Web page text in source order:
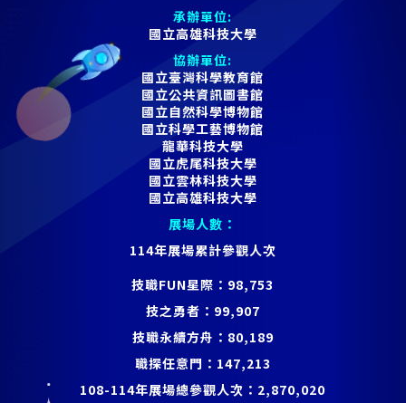
承辦單位:
國立高雄科技大學
協辦單位:
國立臺灣科學教育館
國立公共資訊圖書館
國立自然科學博物館
國立科學工藝博物館
龍華科技大學
國立虎尾科技大學
國立雲林科技大學
國立高雄科技大學
展場人數：
114年展場累計參觀人次
技職FUN星際： 98,753
技之勇者： 99,907
技職永續方舟： 80,189
職探任意門： 147,213
108-114年展場總參觀人次： 2,870,020